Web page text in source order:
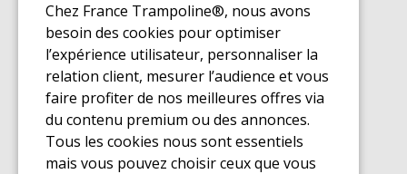
GUIDE D'ACHAT
Guide d'achat pour les trampolines de loisirs
GUIDE DE MONTAGE
Guide de montage pour les trampolines de loisirs
GUIDE D'ENTRETIEN
Guide d'entretien des trampolines de loisirs
GUIDE DÉCOUVERTE
Guide de découverte des trampolines de loisirs
Chez France Trampoline®, nous avons
besoin des cookies pour optimiser
l’expérience utilisateur, personnaliser la
relation client, mesurer l’audience et vous
faire profiter de nos meilleures offres via
du contenu premium ou des annonces.
Tous les cookies nous sont essentiels
mais vous pouvez choisir ceux que vous